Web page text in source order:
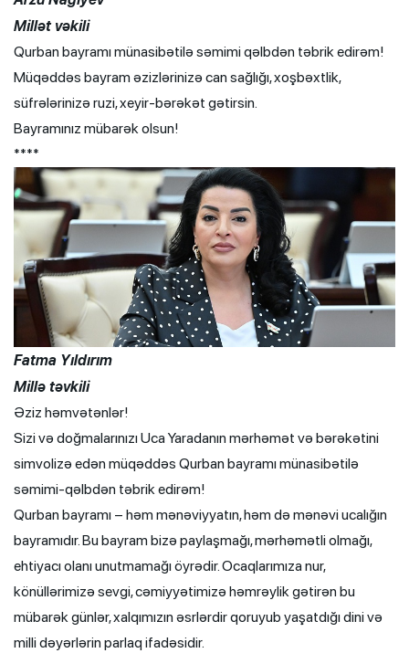
Millət vəkili
Qurban bayramı münasibətilə səmimi qəlbdən təbrik edirəm!
Müqəddəs bayram əzizlərinizə can sağlığı, xoşbəxtlik,
süfrələrinizə ruzi, xeyir-bərəkət gətirsin.
Bayramınız mübarək olsun!
****
Fatma Yıldırım
Millə təvkili
Əziz həmvətənlər!
Sizi və doğmalarınızı Uca Yaradanın mərhəmət və bərəkətini
simvolizə edən müqəddəs Qurban bayramı münasibətilə
səmimi-qəlbdən təbrik edirəm!
Qurban bayramı – həm mənəviyyatın, həm də mənəvi ucalığın
bayramıdır. Bu bayram bizə paylaşmağı, mərhəmətli olmağı,
ehtiyacı olanı unutmamağı öyrədir. Ocaqlarımıza nur,
könüllərimizə sevgi, cəmiyyətimizə həmrəylik gətirən bu
mübarək günlər, xalqımızın əsrlərdir qoruyub yaşatdığı dini və
milli dəyərlərin parlaq ifadəsidir.